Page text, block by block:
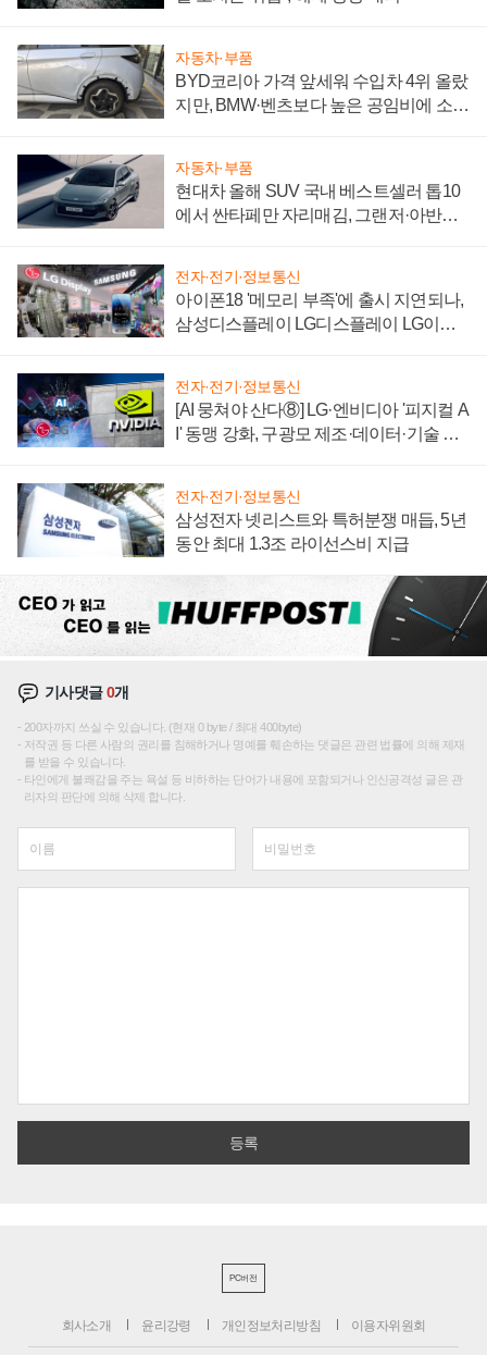
자동차·부품
BYD코리아 가격 앞세워 수입차 4위 올랐
지만, BMW·벤츠보다 높은 공임비에 소비
자동차·부품
현대차 올해 SUV 국내 베스트셀러 톱10
에서 싼타페만 자리매김, 그랜저·아반떼
전자·전기·정보통신
아이폰18 '메모리 부족'에 출시 지연되나,
삼성디스플레이 LG디스플레이 LG이노
전자·전기·정보통신
[AI 뭉쳐야 산다⑧] LG·엔비디아 '피지컬 A
I' 동맹 강화, 구광모 제조·데이터·기술 결
전자·전기·정보통신
삼성전자 넷리스트와 특허분쟁 매듭, 5년
동안 최대 1.3조 라이선스비 지급
기사댓글0개
200자까지 쓰실 수 있습니다. (현재 0 byte / 최대 400byte)
저작권 등 다른 사람의 권리를 침해하거나 명예를 훼손하는 댓글은 관련 법률에 의해 제재
를 받을 수 있습니다.
타인에게 불쾌감을 주는 욕설 등 비하하는 단어가 내용에 포함되거나 인신공격성 글은 관
리자의 판단에 의해 삭제 합니다.
PC버전
회사소개 윤리강령 개인정보처리방침 이용자위원회